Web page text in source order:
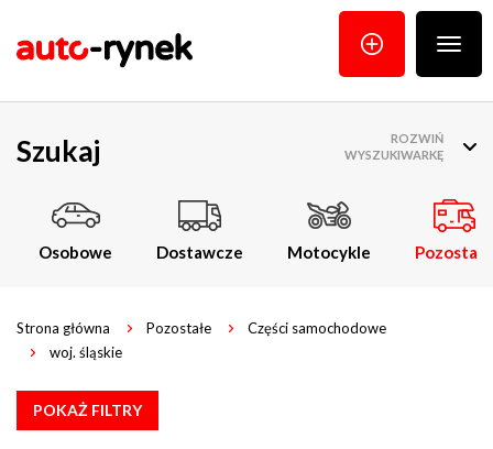
menu
Szukaj
Osobowe Dostawcze Motocykle Pozostałe
ROZWIŃ
WYSZUKIWARKĘ
Strona główna Pozostałe
Części samochodowe
woj. śląskie
POKAŻ FILTRY